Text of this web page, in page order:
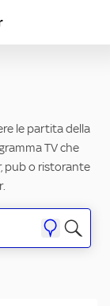
le partita della
TV che
pub o ristorante